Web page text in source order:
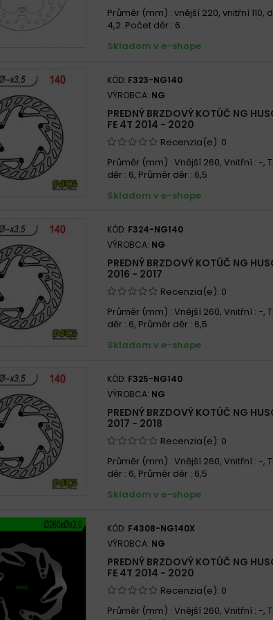
Průměr (mm) : vnější 220, vnitřní 110,
4,2 .Počet děr : 6 .
Skladom v e-shope
KÓD: F323-NG140
VÝROBCA: NG
PREDNÝ BRZDOVÝ KOTÚČ NG
FE 4T 2014 - 2020
Recenzia(e): 0
Průměr (mm) : Vnější 260, Vnitřní : -,
děr : 6, Průměr děr : 6,5
Skladom v e-shope
KÓD: F324-NG140
VÝROBCA: NG
PREDNÝ BRZDOVÝ KOTÚČ NG
2016 - 2017
Recenzia(e): 0
Průměr (mm) : Vnější 260, Vnitřní : -,
děr : 6, Průměr děr : 6,5
Skladom v e-shope
KÓD: F325-NG140
VÝROBCA: NG
PREDNÝ BRZDOVÝ KOTÚČ NG
2017 - 2018
Recenzia(e): 0
Průměr (mm) : Vnější 260, Vnitřní : -,
děr : 6, Průměr děr : 6,5
Skladom v e-shope
KÓD: F4308-NG140X
VÝROBCA: NG
PREDNÝ BRZDOVÝ KOTÚČ NG
FE 4T 2014 - 2020
Recenzia(e): 0
Průměr (mm) : Vnější 260, Vnitřní : -,